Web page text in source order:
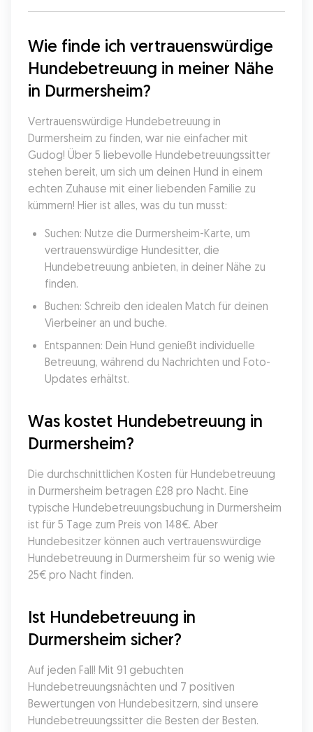
Wie finde ich vertrauenswürdige
Hundebetreuung in meiner Nähe
in Durmersheim?
Vertrauenswürdige Hundebetreuung in
Durmersheim zu finden, war nie einfacher mit
Gudog! Über 5 liebevolle Hundebetreuungssitter
stehen bereit, um sich um deinen Hund in einem
echten Zuhause mit einer liebenden Familie zu
kümmern! Hier ist alles, was du tun musst:
Suchen: Nutze die Durmersheim-Karte, um
vertrauenswürdige Hundesitter, die
Hundebetreuung anbieten, in deiner Nähe zu
finden.
Buchen: Schreib den idealen Match für deinen
Vierbeiner an und buche.
Entspannen: Dein Hund genießt individuelle
Betreuung, während du Nachrichten und Foto-
Updates erhältst.
Was kostet Hundebetreuung in
Durmersheim?
Die durchschnittlichen Kosten für Hundebetreuung
in Durmersheim betragen £28 pro Nacht. Eine
typische Hundebetreuungsbuchung in Durmersheim
ist für 5 Tage zum Preis von 148€. Aber
Hundebesitzer können auch vertrauenswürdige
Hundebetreuung in Durmersheim für so wenig wie
25€ pro Nacht finden.
Ist Hundebetreuung in
Durmersheim sicher?
Auf jeden Fall! Mit 91 gebuchten
Hundebetreuungsnächten und 7 positiven
Bewertungen von Hundebesitzern, sind unsere
Hundebetreuungssitter die Besten der Besten.